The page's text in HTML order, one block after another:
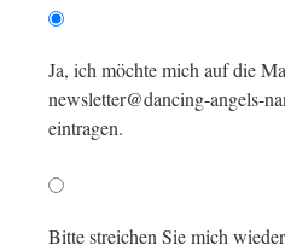
Ja, ich möchte mich auf die
newsletter@dancing-angels-
eintragen.
Bitte streichen Sie mich